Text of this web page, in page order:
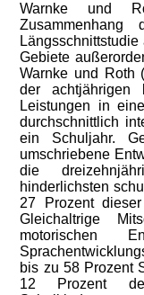
Warnke und
Zusammenhang
Gebiete
Warnke und Roth
der achtjährigen
Leistungen in
durchschnittlich
ein Schuljahr.
umschriebene
die
hinderlichsten
27 Prozent
Gleichaltrige
motorischen
bis zu 58 Prozent
12 Prozent der